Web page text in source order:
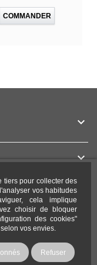
tiers pour collecter des
vos habitudes
cela implique
choisir de bloquer
des cookies"
vos envies.
Refuser
COMMANDER